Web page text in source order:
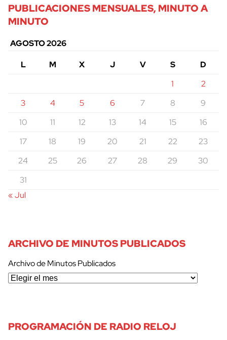
PUBLICACIONES MENSUALES, MINUTO A
MINUTO
AGOSTO 2026
L
M X J V S
D
1
2
3
4 5 6 7 8
9
10
11 12 13 14 15
16
17
18 19 20 21 22
23
24
25 26 27 28 29
30
31
« Jul
ARCHIVO DE MINUTOS PUBLICADOS
Archivo de Minutos Publicados
PROGRAMACIÓN DE RADIO RELOJ